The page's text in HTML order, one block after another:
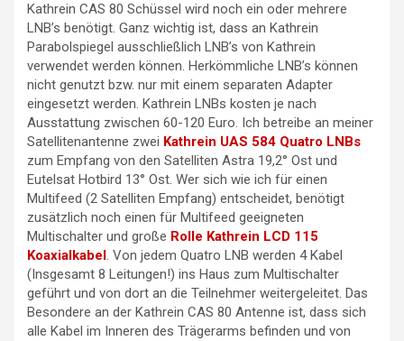
Kathrein CAS 80 Schüssel wird noch ein oder mehrere
LNB’s benötigt. Ganz wichtig ist, dass an Kathrein
Parabolspiegel ausschließlich LNB’s von Kathrein
verwendet werden können. Herkömmliche LNB’s können
nicht genutzt bzw. nur mit einem separaten Adapter
eingesetzt werden. Kathrein LNBs kosten je nach
Ausstattung zwischen 60-120 Euro. Ich betreibe an meiner
Satellitenantenne zwei Kathrein UAS 584 Quatro LNBs
zum Empfang von den Satelliten Astra 19,2° Ost und
Eutelsat Hotbird 13° Ost. Wer sich wie ich für einen
Multifeed (2 Satelliten Empfang) entscheidet, benötigt
zusätzlich noch einen für Multifeed geeigneten
Multischalter und große Rolle Kathrein LCD 115
Koaxialkabel. Von jedem Quatro LNB werden 4 Kabel
(Insgesamt 8 Leitungen!) ins Haus zum Multischalter
geführt und von dort an die Teilnehmer weitergeleitet. Das
Besondere an der Kathrein CAS 80 Antenne ist, dass sich
alle Kabel im Inneren des Trägerarms befinden und von